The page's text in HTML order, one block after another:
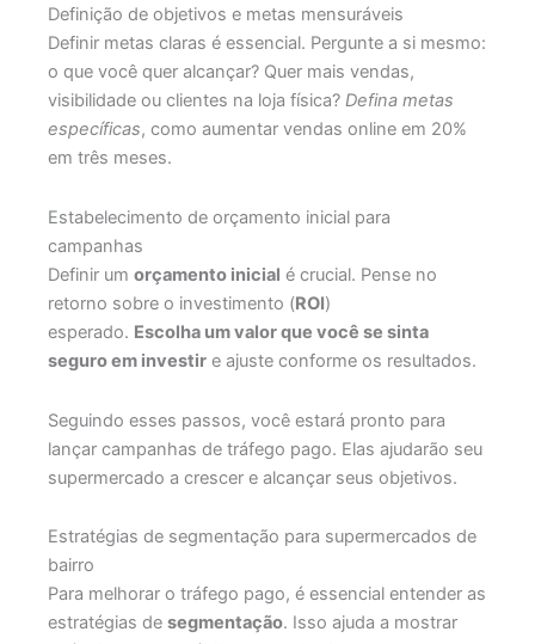
Definição de objetivos e metas mensuráveis
Definir metas claras é essencial. Pergunte a si mesmo:
o que você quer alcançar? Quer mais vendas,
visibilidade ou clientes na loja física? Defina metas
específicas, como aumentar vendas online em 20%
em três meses.
Estabelecimento de orçamento inicial para
campanhas
Definir um orçamento inicial é crucial. Pense no
retorno sobre o investimento (ROI)
esperado. Escolha um valor que você se sinta
seguro em investir e ajuste conforme os resultados.
Seguindo esses passos, você estará pronto para
lançar campanhas de tráfego pago. Elas ajudarão seu
supermercado a crescer e alcançar seus objetivos.
Estratégias de segmentação para supermercados de
bairro
Para melhorar o tráfego pago, é essencial entender as
estratégias de segmentação. Isso ajuda a mostrar